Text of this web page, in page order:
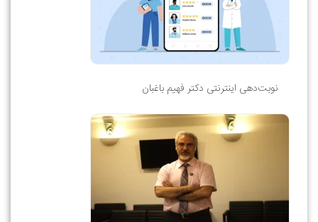
نوبت‌دهی اینترنتی دکتر فهیم باغبان